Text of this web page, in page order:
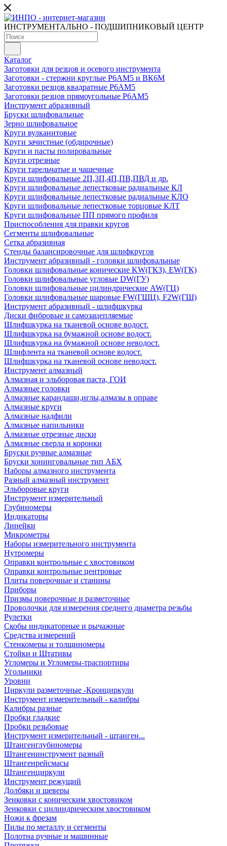
ИНСТРУМЕНТАЛЬНО - ПОДШИПНИКОВЫЙ ЦЕНТР
Каталог
Заготовки для резцов и осевого инструмента
Заготовки - стержни круглые Р6АМ5 и ВК6М
Заготовки резцов квадратные Р6АМ5
Заготовки резцов прямоугольные Р6АМ5
Инструмент абразивный
Бруски шлифовальные
Зерно шлифовальное
Круги вулканитовые
Круги зачистные (обдирочные)
Круги и пасты полировальные
Круги отрезные
Круги тарельчатые и чашечные
Круги шлифовальные 2П,3П,4П,ПВ,ПВД и др.
Круги шлифовальные лепестковые радиальные КЛ
Круги шлифовальные лепестковые радиальные КЛО
Круги шлифовальные лепестковые торцовые КЛТ
Круги шлифовальные ПП прямого профиля
Приспособления для правки кругов
Сегменты шлифовальные
Сетка абразивная
Стенды балансировочные для шлифкругов
Инструмент абразивный - головки шлифовальные
Головки шлифовальные конические KW(ГКЗ), EW(ГК)
Головки шлифовальные угловые DW(ГУ)
Головки шлифовальные цилиндрические AW(ГЦ)
Головки шлифовальные шаровые FW(ГШЦ), F2W(ГШ)
Инструмент абразивный - шлифшкурка
Диски фибровые и самозацепляемые
Шлифшкурка на тканевой основе водост.
Шлифшкурка на бумажной основе водост.
Шлифшкурка на бумажной основе неводост.
Шлифлента на тканевой основе водост.
Шлифшкурка на тканевой основе неводост.
Инструмент алмазный
Алмазная и эльборовая паста, ГОИ
Алмазные головки
Алмазные карандаши,иглы,алмазы в оправе
Алмазные круги
Алмазные надфили
Алмазные напильники
Алмазные отрезные диски
Алмазные сверла и коронки
Бруски ручные алмазные
Бруски хонинговальные тип АБХ
Наборы алмазного инструмента
Разный алмазный инструмент
Эльборовые круги
Инструмент измерительный
Глубиномеры
Индикаторы
Линейки
Микрометры
Наборы измерительного инструмента
Нутромеры
Оправки контрольные с хвостовиком
Оправки контрольные центровые
Плиты поверочные и станины
Приборы
Призмы поверочные и разметочные
Проволочки для измерения среднего диаметра резьбы
Рулетки
Скобы индикаторные и рычажные
Средства измерений
Стенкомеры и толщиномеры
Стойки и Штативы
Угломеры и Угломеры-траспортиры
Угольники
Уровни
Циркули разметочные -Кронциркули
Инструмент измерительный - калибры
Калибры разные
Пробки гладкие
Пробки резьбовые
Инструмент измерительный - штанген...
Штангенглубиномеры
Штангенинструмент разный
Штангенрейсмасы
Штангенциркули
Инструмент режущий
Долбяки и шеверы
Зенковки с коническим хвостовиком
Зенковки с цилиндрическим хвостовиком
Ножи к фрезам
Пилы по металлу и сегменты
Полотна ручные и машинные